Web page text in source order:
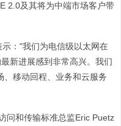
2.0及其将为中端市场客户带
："我们为电信级以太网在
新进展感到非常高兴。我们
移动回程、业务和云服务
问和传输标准总监Eric Puetz